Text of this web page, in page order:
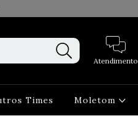
Atendimento
Times Moletom